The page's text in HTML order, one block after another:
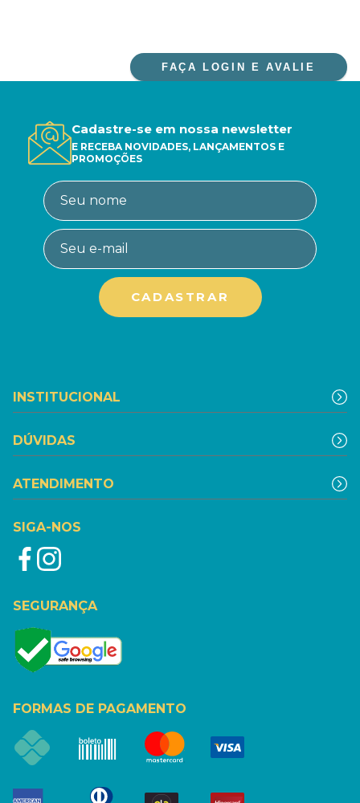
FAÇA LOGIN E AVALIE
Cadastre-se em nossa newsletter
E RECEBA NOVIDADES, LANÇAMENTOS E
PROMOÇÕES
INSTITUCIONAL
DÚVIDAS
ATENDIMENTO
SIGA-NOS
SEGURANÇA
FORMAS DE PAGAMENTO